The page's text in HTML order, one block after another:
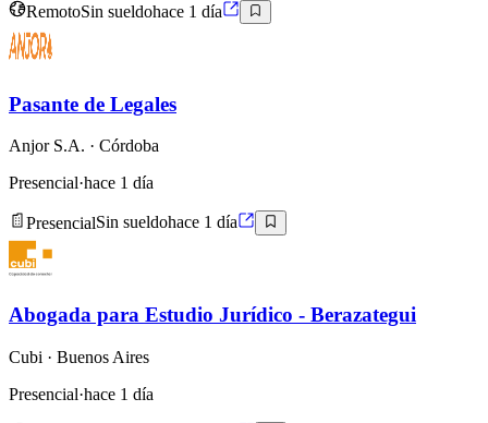
RemotoSin sueldohace 1 día
Pasante de Legales
Anjor S.A. · Córdoba
Presencial·hace 1 día
PresencialSin sueldohace 1 día
Abogada para Estudio Jurídico - Berazategui
Cubi · Buenos Aires
Presencial·hace 1 día